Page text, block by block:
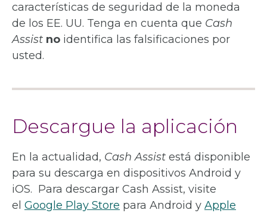
características de seguridad de la moneda
de los EE. UU. Tenga en cuenta que Cash
Assist no identifica las falsificaciones por
usted.
Descargue la aplicación
En la actualidad, Cash Assist está disponible
para su descarga en dispositivos Android y
iOS. Para descargar Cash Assist, visite
el Google Play Store para Android y Apple